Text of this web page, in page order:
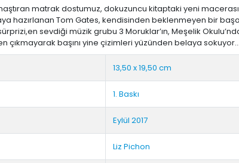
matrak dostumuz, dokuzuncu kitaptaki yeni
Tom Gates, kendisinden beklenmeyen bir
sevdiği müzik grubu 3 Moruklar’ın, Meşelik
başını yine çizimleri yüzünden belaya sokuyor…
13,50 x 19,50 cm
1. Baskı
Eylül 2017
Liz Pichon